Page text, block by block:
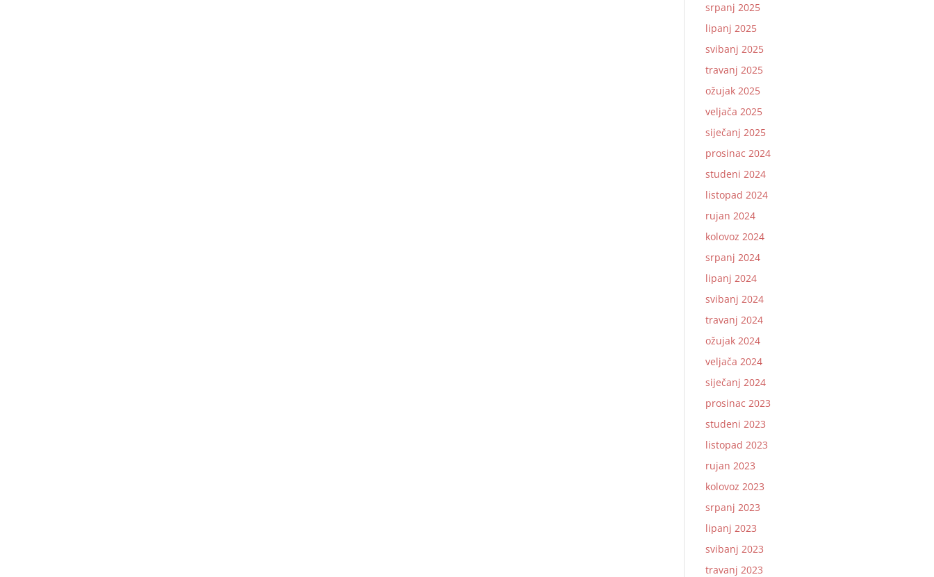
srpanj 2025
lipanj 2025
svibanj 2025
travanj 2025
ožujak 2025
veljača 2025
siječanj 2025
prosinac 2024
studeni 2024
listopad 2024
rujan 2024
kolovoz 2024
srpanj 2024
lipanj 2024
svibanj 2024
travanj 2024
ožujak 2024
veljača 2024
siječanj 2024
prosinac 2023
studeni 2023
listopad 2023
rujan 2023
kolovoz 2023
srpanj 2023
lipanj 2023
svibanj 2023
travanj 2023